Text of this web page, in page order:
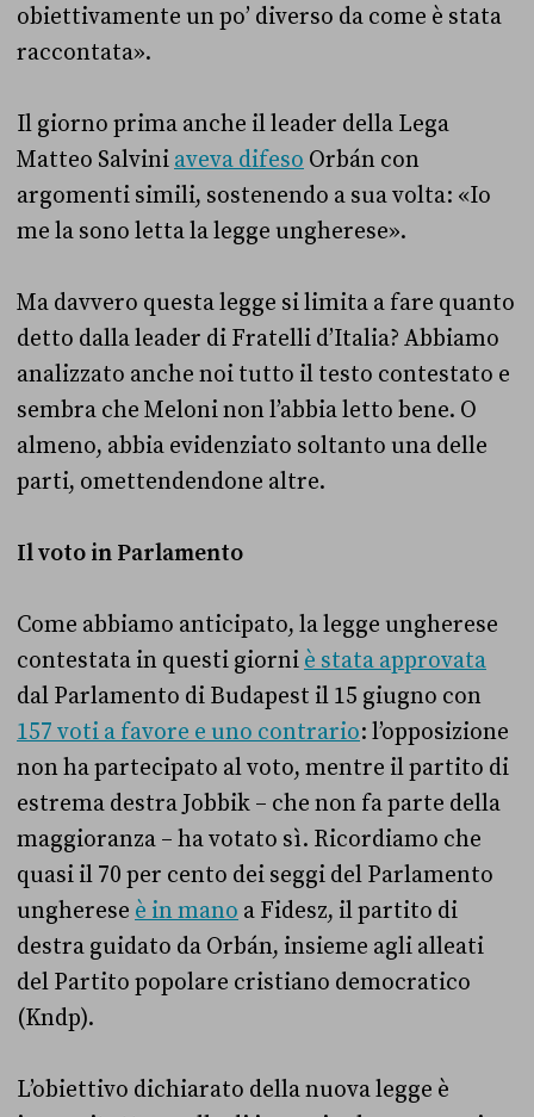
obiettivamente un po’ diverso da come è stata
raccontata».
Il giorno prima anche il leader della Lega
Matteo Salvini aveva difeso Orbán con
argomenti simili, sostenendo a sua volta: «Io
me la sono letta la legge ungherese».
Ma davvero questa legge si limita a fare quanto
detto dalla leader di Fratelli d’Italia? Abbiamo
analizzato anche noi tutto il testo contestato e
sembra che Meloni non l’abbia letto bene. O
almeno, abbia evidenziato soltanto una delle
parti, omettendendone altre.
Il voto in Parlamento
Come abbiamo anticipato, la legge ungherese
contestata in questi giorni è stata approvata
dal Parlamento di Budapest il 15 giugno con
157 voti a favore e uno contrario: l’opposizione
non ha partecipato al voto, mentre il partito di
estrema destra Jobbik – che non fa parte della
maggioranza – ha votato sì. Ricordiamo che
quasi il 70 per cento dei seggi del Parlamento
ungherese è in mano a Fidesz, il partito di
destra guidato da Orbán, insieme agli alleati
del Partito popolare cristiano democratico
(Kndp).
L’obiettivo dichiarato della nuova legge è